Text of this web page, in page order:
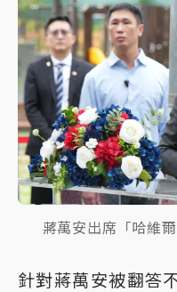
蔣萬安出席「哈維
針對蔣萬安被翻答